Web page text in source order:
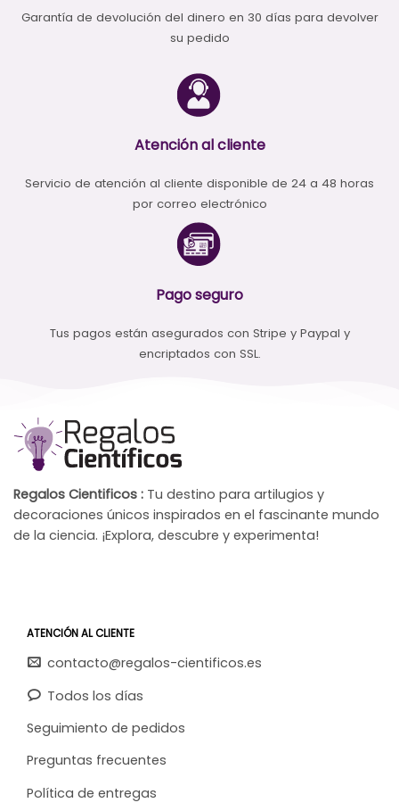
Garantía de devolución del dinero en 30 días para devolver
su pedido
Atención al cliente
Servicio de atención al cliente disponible de 24 a 48 horas
por correo electrónico
Pago seguro
Tus pagos están asegurados con Stripe y Paypal y
encriptados con SSL.
Regalos Cientificos : Tu destino para artilugios y
decoraciones únicos inspirados en el fascinante mundo
de la ciencia. ¡Explora, descubre y experimenta!
ATENCIÓN AL CLIENTE
contacto@regalos-cientificos.es
Todos los días
Seguimiento de pedidos
Preguntas frecuentes
Política de entregas